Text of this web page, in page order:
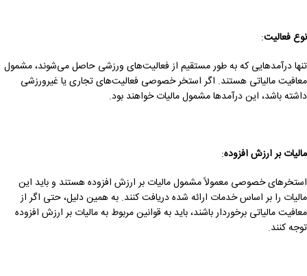
نوع فعالیت:
تنها درآمدهایی که به طور مستقیم از فعالیت‌های ورزشی حاصل می‌شوند، مشمول
معافیت مالیاتی هستند. اگر استخر خصوصی فعالیت‌های تجاری یا غیرورزشی
داشته باشد، این درآمدها مشمول مالیات خواهند بود.
مالیات بر ارزش افزوده:
استخرهای خصوصی معمولاً مشمول مالیات بر ارزش افزوده هستند و باید این
مالیات را بر اساس خدمات ارائه شده دریافت کنند. به همین دلیل، حتی اگر از
معافیت مالیاتی برخوردار باشند، باید به قوانین مربوط به مالیات بر ارزش افزوده
توجه کنند.